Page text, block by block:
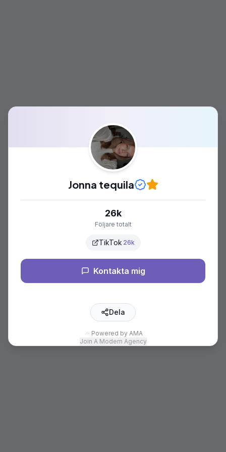
Jonna tequila
26k
Följare totalt
TikTok 26k
Kontakta mig
Dela
Powered by AMA
Join A Modern Agency